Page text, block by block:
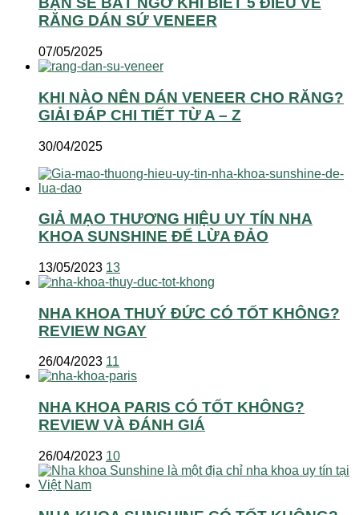
RĂNG DÁN SỨ VENEER
07/05/2025
KHI NÀO NÊN DÁN VENEER CHO RĂNG?
GIẢI ĐÁP CHI TIẾT TỪ A – Z
30/04/2025
GIẢ MẠO THƯƠNG HIỆU UY TÍN NHA
KHOA SUNSHINE ĐỂ LỪA ĐẢO
13/05/2023 13
NHA KHOA THUÝ ĐỨC CÓ TỐT KHÔNG?
REVIEW NGAY
26/04/2023 11
NHA KHOA PARIS CÓ TỐT KHÔNG?
REVIEW VÀ ĐÁNH GIÁ
26/04/2023 10